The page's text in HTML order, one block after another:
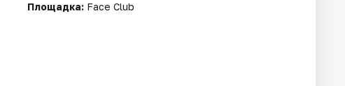
Площадка: Face Club